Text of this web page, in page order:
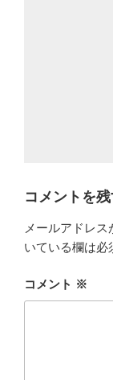
コメントを
メールアドレス
いている欄は必
コメント ※